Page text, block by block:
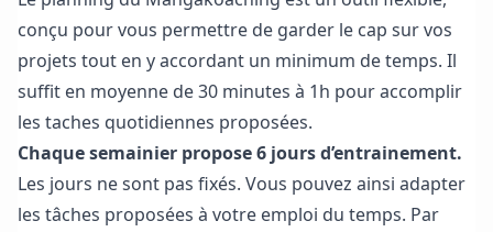
conçu pour vous permettre de garder le cap sur vos
projets tout en y accordant un minimum de temps. Il
suffit en moyenne de 30 minutes à 1h pour accomplir
les taches quotidiennes proposées.
Chaque semainier propose 6 jours d’entrainement.
Les jours ne sont pas fixés. Vous pouvez ainsi adapter
les tâches proposées à votre emploi du temps. Par